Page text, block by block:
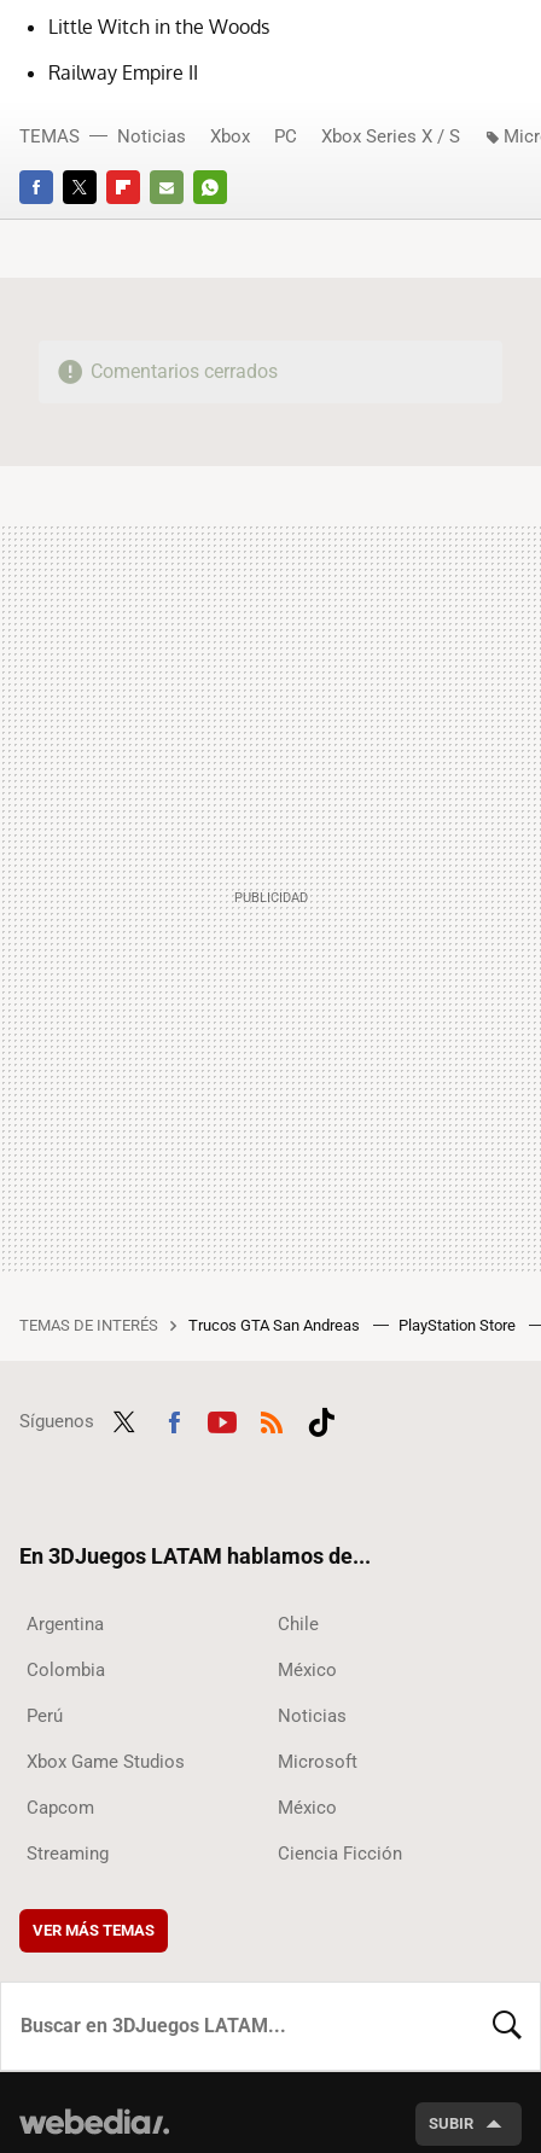
Little Witch in the Woods
Railway Empire II
FACEBOOKTWITTERFLIPBOARD
E-
WHATSAPP
TEMAS Noticias Xbox PC Xbox Series X / S
Comentarios cerrados
TEMAS DE INTERÉS Trucos GTA San Andreas PlayStation Store
Síguenos
En 3DJuegos LATAM hablamos de...
Argentina Chile
Colombia México
Perú Noticias
Xbox Game Studios Microsoft
Capcom México
Streaming Ciencia Ficción
VER MÁS TEMAS
SUBIR